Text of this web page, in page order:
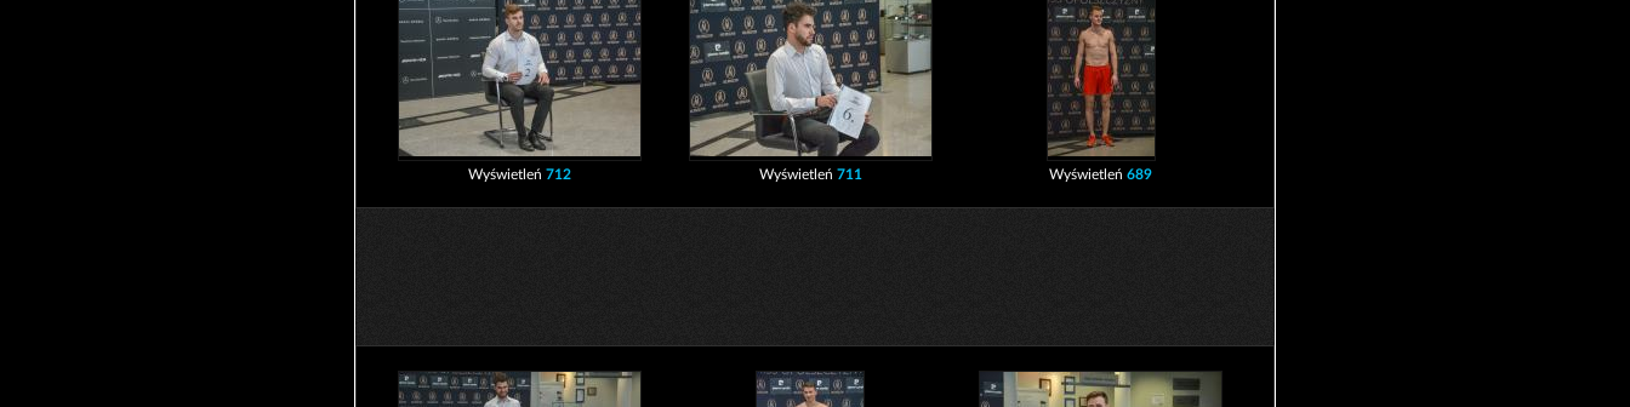
Wyświetleń712 Wyświetleń 711 Wyświetleń689